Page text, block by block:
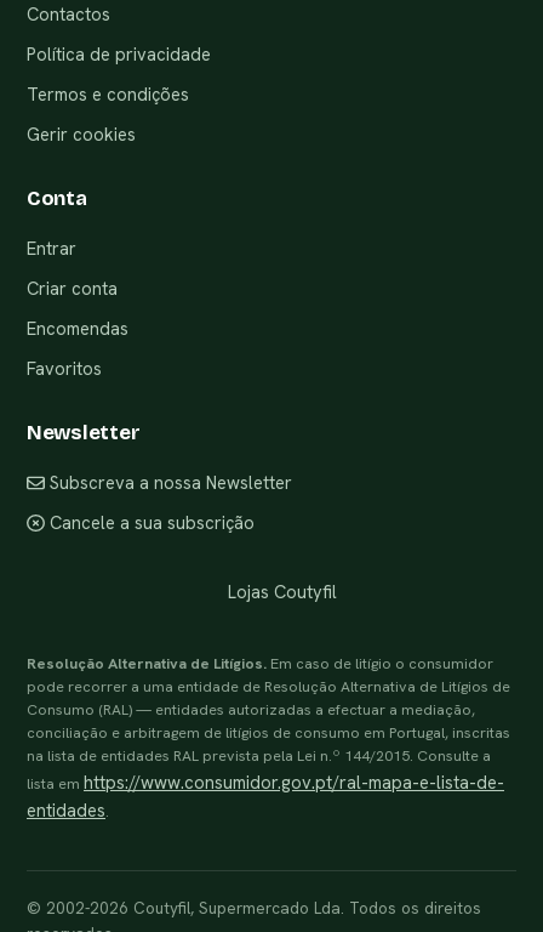
Contactos
Política de privacidade
Termos e condições
Gerir cookies
Conta
Entrar
Criar conta
Encomendas
Favoritos
Newsletter
Subscreva a nossa Newsletter
Cancele a sua subscrição
Lojas Coutyfil
Resolução Alternativa de Litígios. Em caso de litígio o consumidor
pode recorrer a uma entidade de Resolução Alternativa de Litígios de
Consumo (RAL) — entidades autorizadas a efectuar a mediação,
conciliação e arbitragem de litígios de consumo em Portugal, inscritas
na lista de entidades RAL prevista pela Lei n.º 144/2015. Consulte a
lista em https://www.consumidor.gov.pt/ral-mapa-e-lista-de-
entidades.
© 2002-2026 Coutyfil, Supermercado Lda. Todos os direitos